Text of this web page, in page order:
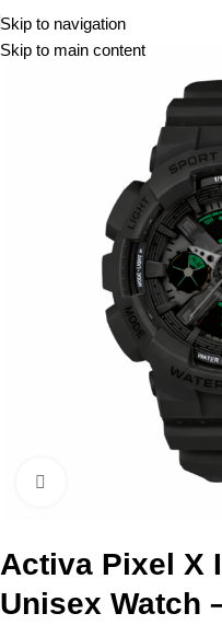
Skip to navigation
Skip to main content
Activa Pixel X
Unisex Watch